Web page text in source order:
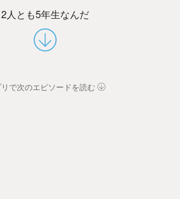
2人とも5年生なんだ
で次のエピソードを読む